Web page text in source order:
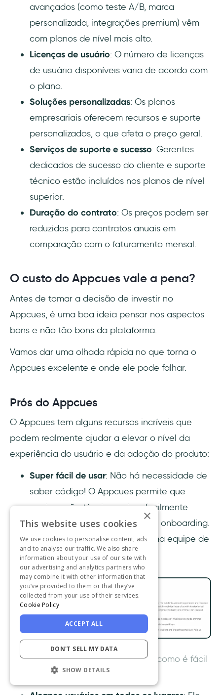
avançados (como teste A/B, marca
personalizada, integrações premium) vêm
com planos de nível mais alto.
Licenças de usuário: O número de licenças
de usuário disponíveis varia de acordo com
o plano.
Soluções personalizadas: Os planos
empresariais oferecem recursos e suporte
personalizados, o que afeta o preço geral.
Serviços de suporte e sucesso: Gerentes
dedicados de sucesso do cliente e suporte
técnico estão incluídos nos planos de nível
superior.
Duração do contrato: Os preços podem ser
reduzidos para contratos anuais em
comparação com o faturamento mensal.
O custo do Appcues vale a pena?
Antes de tomar a decisão de investir no
Appcues, é uma boa ideia pensar nos aspectos
bons e não tão bons da plataforma.
Vamos dar uma olhada rápida no que torna o
Appcues excelente e onde ele pode falhar.
Prós do Appcues
O Appcues tem alguns recursos incríveis que
podem realmente ajudar a elevar o nível da
experiência do usuário e da adoção do produto:
Super fácil de usar: Não há necessidade de
saber código! O Appcues permite que
equipes não técnicas criem facilmente
experiências in-app e fluxos de onboarding.
Perfeito para quem não tem uma equipe de
desenvolvimento.
Um avaliador do G2 falando sobre como é fácil
usar o Appcues
×
This website uses cookies
We use cookies to personalise content, ads
and to analyse our traffic. We also share
information about your use of our site with
our advertising and analytics partners who
may combine it with other information that
you’ve provided to them or that they’ve
collected from your use of their services.
Cookie Policy
ACCEPT ALL
DON'T SELL MY DATA
SHOW DETAILS